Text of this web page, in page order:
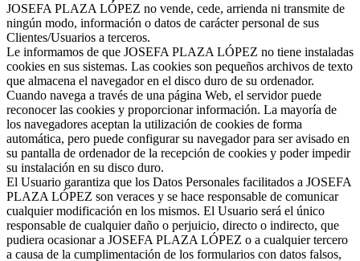
JOSEFA PLAZA LÓPEZ no vende, cede, arrienda ni transmite de
ningún modo, información o datos de carácter personal de sus
Clientes/Usuarios a terceros.
Le informamos de que JOSEFA PLAZA LÓPEZ no tiene instaladas
cookies en sus sistemas. Las cookies son pequeños archivos de texto
que almacena el navegador en el disco duro de su ordenador.
Cuando navega a través de una página Web, el servidor puede
reconocer las cookies y proporcionar información. La mayoría de
los navegadores aceptan la utilización de cookies de forma
automática, pero puede configurar su navegador para ser avisado en
su pantalla de ordenador de la recepción de cookies y poder impedir
su instalación en su disco duro.
El Usuario garantiza que los Datos Personales facilitados a JOSEFA
PLAZA LÓPEZ son veraces y se hace responsable de comunicar
cualquier modificación en los mismos. El Usuario será el único
responsable de cualquier daño o perjuicio, directo o indirecto, que
pudiera ocasionar a JOSEFA PLAZA LÓPEZ o a cualquier tercero
a causa de la cumplimentación de los formularios con datos falsos,